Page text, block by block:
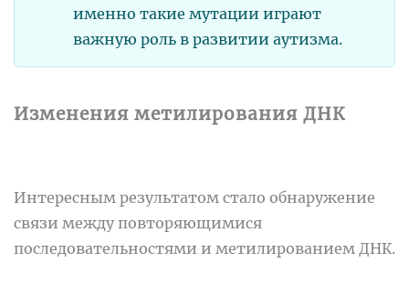
именно такие мутации играют
важную роль в развитии аутизма.
Изменения метилирования ДНК
Интересным результатом стало обнаружение
связи между повторяющимися
последовательностями и метилированием ДНК.